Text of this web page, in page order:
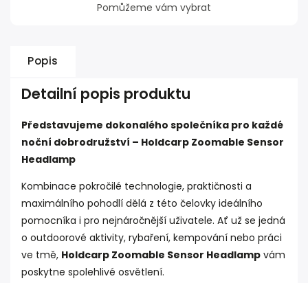
Pomůžeme vám vybrat
Popis
Detailní popis produktu
Představujeme dokonalého společníka pro každé
noční dobrodružství – Holdcarp Zoomable Sensor
Headlamp
Kombinace pokročilé technologie, praktičnosti a
maximálního pohodlí dělá z této čelovky ideálního
pomocníka i pro nejnáročnější uživatele. Ať už se jedná
o outdoorové aktivity, rybaření, kempování nebo práci
ve tmě, Holdcarp Zoomable Sensor Headlamp vám
poskytne spolehlivé osvětlení.